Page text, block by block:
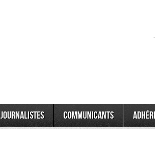
Journalistes Communicants